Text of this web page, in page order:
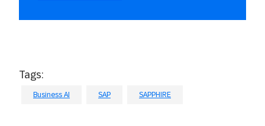
Tags:
Business AI SAP SAPPHIRE